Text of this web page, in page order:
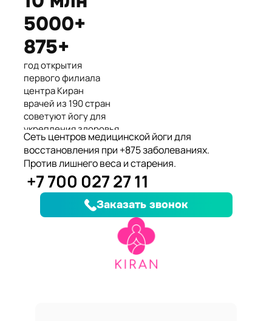
Международные призеры 2-го
Азиатского Чемпионата по
йогасана спорт и единственные
представители Казахстана.
5000+
875+
год открытия
первого филиала
центра Киран
врачей из 190 стран
советуют йогу для
укрепления здоровья
клиентов улучшили
здоровье и
качество жизни
заболеваний, при
которых йога
дополняет лечение
Сеть центров медицинской йоги для
восстановления при +875 заболеваниях.
Против лишнего веса и старения.
+7 700 027 27 11
Заказать звонок